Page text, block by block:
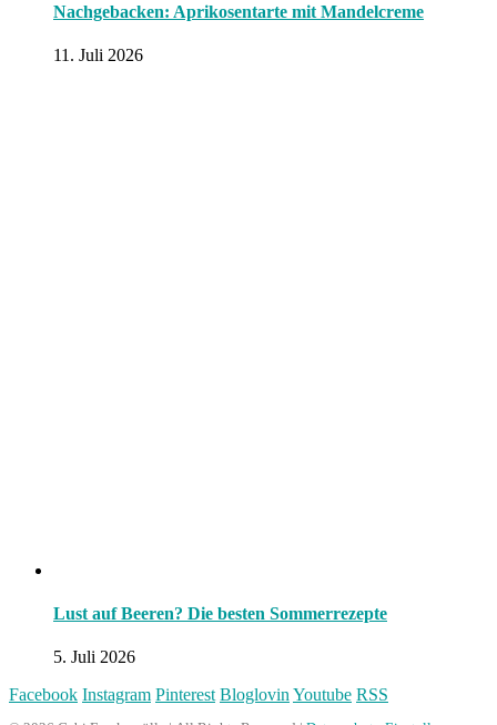
Nachgebacken: Aprikosentarte mit Mandelcreme
11. Juli 2026
Lust auf Beeren? Die besten Sommerrezepte
5. Juli 2026
Facebook Instagram Pinterest Bloglovin Youtube RSS